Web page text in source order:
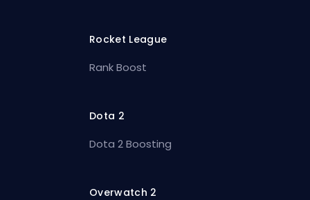
Rocket League
Rank Boost
Dota 2
Dota 2 Boosting
Overwatch 2